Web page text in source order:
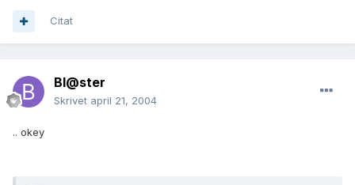
Citat
Bl@ster
Skrivet april 21, 2004
.. okey